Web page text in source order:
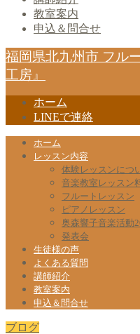
教室案内
申込＆問合せ
福岡県北九州市 フル
工房』
ホーム
LINEで連絡
ホーム
レッスン内容
体験レッスンにつ
音楽教室レッスン
フルートレッスン
ピアノレッスン
奥森響子音楽活動
発表会
生徒様の声
よくある質問
講師紹介
教室案内
申込＆問合せ
ブログ